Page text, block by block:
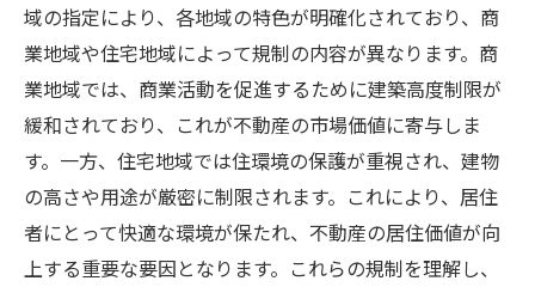
域の指定により、各地域の特色が明確化されており、商
業地域や住宅地域によって規制の内容が異なります。商
業地域では、商業活動を促進するために建築高度制限が
緩和されており、これが不動産の市場価値に寄与しま
す。一方、住宅地域では住環境の保護が重視され、建物
の高さや用途が厳密に制限されます。これにより、居住
者にとって快適な環境が保たれ、不動産の居住価値が向
上する重要な要因となります。これらの規制を理解し、